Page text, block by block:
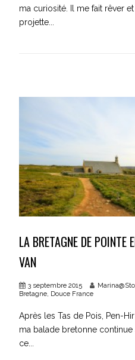
ma curiosité. Il me fait rêver
projette...
LA BRETAGNE DE POINTE
VAN
3 septembre 2015
Bretagne, Douce France
Après les Tas de Pois, Pen-
ma balade bretonne continue
ce...